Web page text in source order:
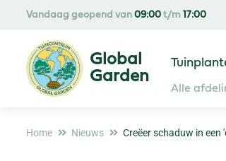
Home Nieuws Creëer schaduw in een
Vandaag geopend van 09:00 t/m 17:00
Alle